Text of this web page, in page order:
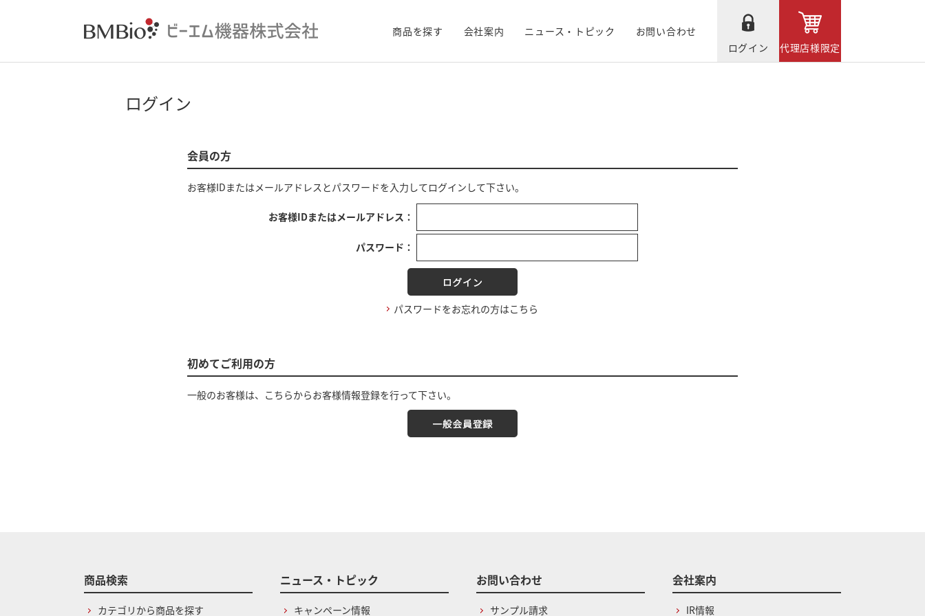
商品を探す 会社案内 ニュース・トピック
お問い合わせ
ログイン
代理店様限定
ログイン
会員の方
お客様IDまたはメールアドレス とパスワードを入力してログインして下さい。
お客様IDまたはメールアドレス：
パスワード：
パスワードをお忘れの方はこちら
初めてご利用の方
一般のお客様は、こちらからお客様情報登録を行って下さい。
商品検索
カテゴリから商品を探す
ニュース・トピック
キャンペーン情報
お問い合わせ
サンプル請求
会社案内
IR情報